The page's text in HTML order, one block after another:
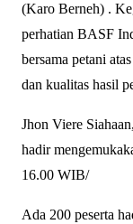
(Karo Berneh) .
perhatian BASF
bersama petani
dan kualitas hasil
Jhon Viere
hadir
16.00 WIB/
Ada 200 peserta